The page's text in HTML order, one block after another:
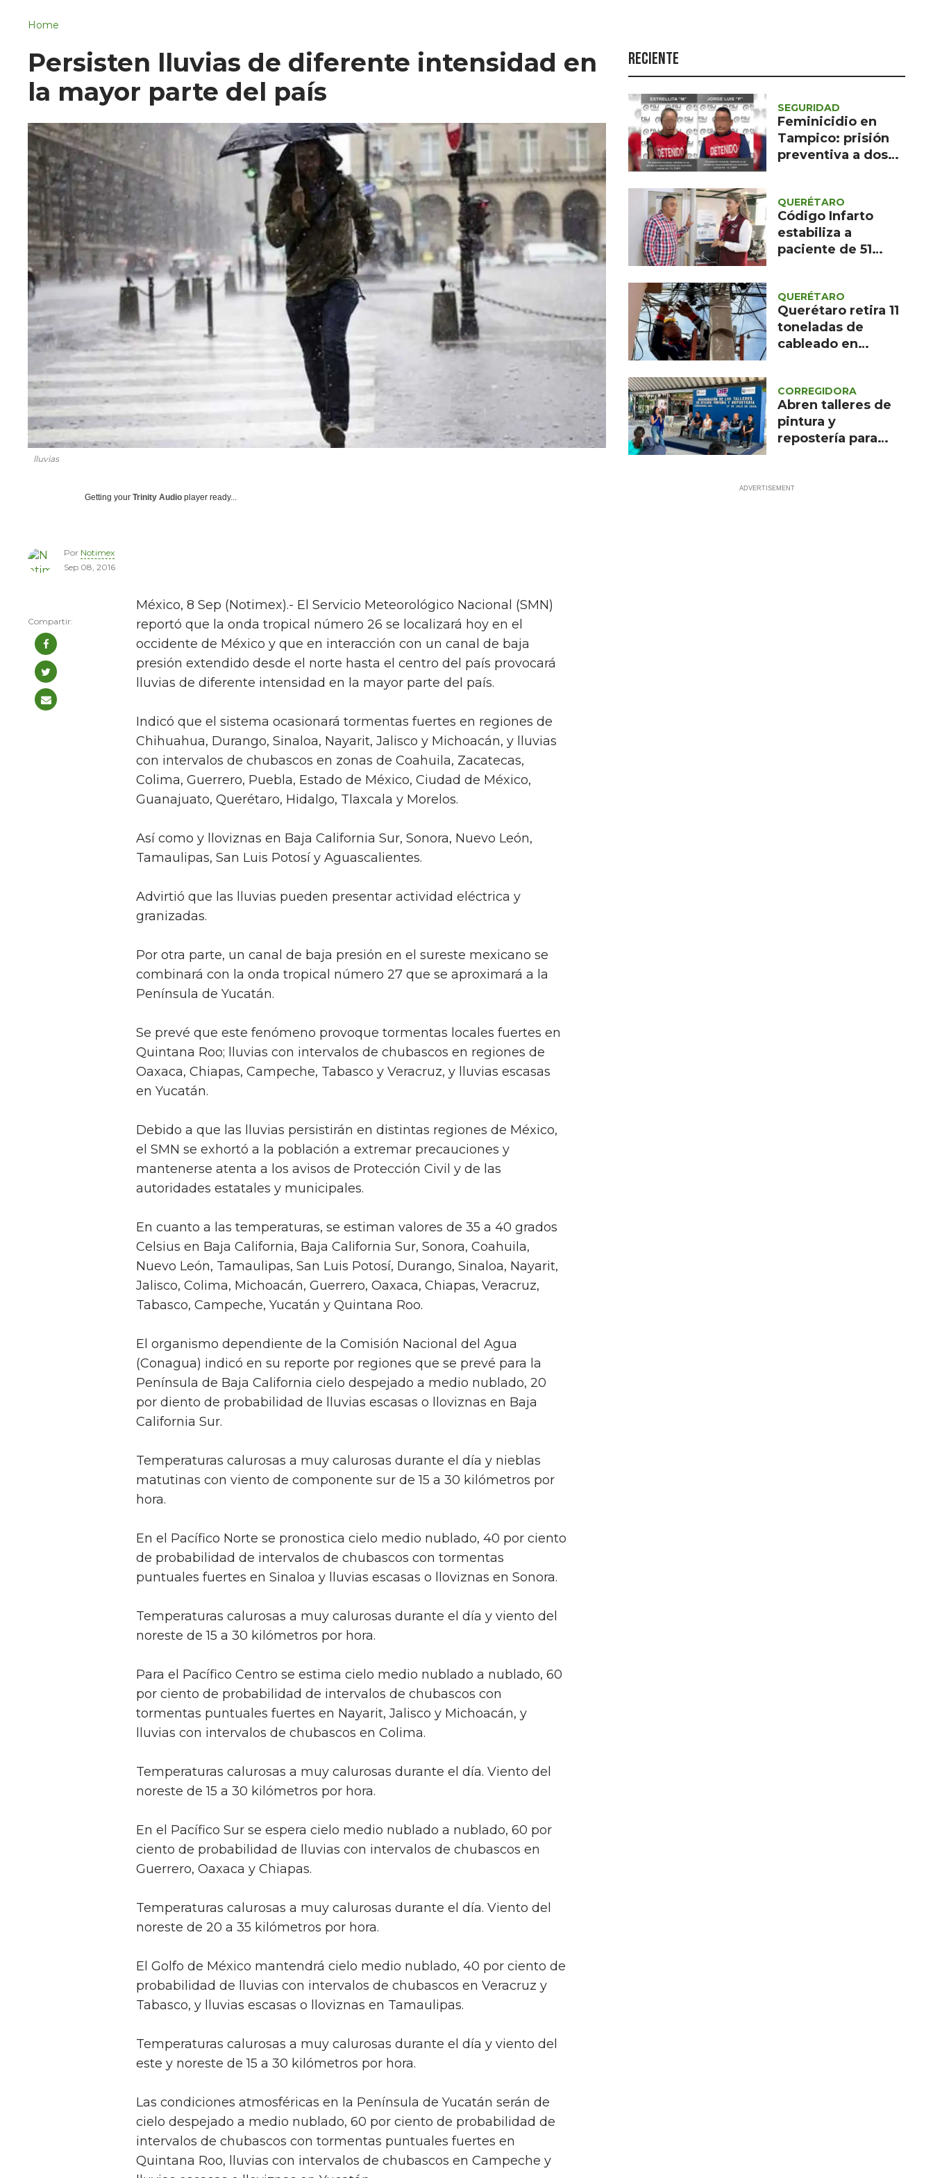
Política
Turismo
Asuntos Sociales
Estilo de vida
Home
Persisten lluvias de diferente intensidad en
la mayor parte del país
lluvias
Getting your Trinity Audio player ready...
Por Notimex
Sep 08, 2016
México, 8 Sep (Notimex).- El Servicio Meteorológico Nacional (SMN)
reportó que la onda tropical número 26 se localizará hoy en el
occidente de México y que en interacción con un canal de baja
presión extendido desde el norte hasta el centro del país provocará
lluvias de diferente intensidad en la mayor parte del país.
Indicó que el sistema ocasionará tormentas fuertes en regiones de
Chihuahua, Durango, Sinaloa, Nayarit, Jalisco y Michoacán, y lluvias
con intervalos de chubascos en zonas de Coahuila, Zacatecas,
Colima, Guerrero, Puebla, Estado de México, Ciudad de México,
Guanajuato, Querétaro, Hidalgo, Tlaxcala y Morelos.
Así como y lloviznas en Baja California Sur, Sonora, Nuevo León,
Tamaulipas, San Luis Potosí y Aguascalientes.
Advirtió que las lluvias pueden presentar actividad eléctrica y
granizadas.
Por otra parte, un canal de baja presión en el sureste mexicano se
combinará con la onda tropical número 27 que se aproximará a la
Península de Yucatán.
Se prevé que este fenómeno provoque tormentas locales fuertes en
Quintana Roo; lluvias con intervalos de chubascos en regiones de
Oaxaca, Chiapas, Campeche, Tabasco y Veracruz, y lluvias escasas
en Yucatán.
Debido a que las lluvias persistirán en distintas regiones de México,
el SMN se exhortó a la población a extremar precauciones y
mantenerse atenta a los avisos de Protección Civil y de las
autoridades estatales y municipales.
En cuanto a las temperaturas, se estiman valores de 35 a 40 grados
Celsius en Baja California, Baja California Sur, Sonora, Coahuila,
Nuevo León, Tamaulipas, San Luis Potosí, Durango, Sinaloa, Nayarit,
Jalisco, Colima, Michoacán, Guerrero, Oaxaca, Chiapas, Veracruz,
Tabasco, Campeche, Yucatán y Quintana Roo.
El organismo dependiente de la Comisión Nacional del Agua
(Conagua) indicó en su reporte por regiones que se prevé para la
Península de Baja California cielo despejado a medio nublado, 20
por diento de probabilidad de lluvias escasas o lloviznas en Baja
California Sur.
Temperaturas calurosas a muy calurosas durante el día y nieblas
matutinas con viento de componente sur de 15 a 30 kilómetros por
hora.
En el Pacífico Norte se pronostica cielo medio nublado, 40 por ciento
de probabilidad de intervalos de chubascos con tormentas
puntuales fuertes en Sinaloa y lluvias escasas o lloviznas en Sonora.
Temperaturas calurosas a muy calurosas durante el día y viento del
noreste de 15 a 30 kilómetros por hora.
Para el Pacífico Centro se estima cielo medio nublado a nublado, 60
por ciento de probabilidad de intervalos de chubascos con
tormentas puntuales fuertes en Nayarit, Jalisco y Michoacán, y
lluvias con intervalos de chubascos en Colima.
Temperaturas calurosas a muy calurosas durante el día. Viento del
noreste de 15 a 30 kilómetros por hora.
En el Pacífico Sur se espera cielo medio nublado a nublado, 60 por
ciento de probabilidad de lluvias con intervalos de chubascos en
Guerrero, Oaxaca y Chiapas.
Temperaturas calurosas a muy calurosas durante el día. Viento del
noreste de 20 a 35 kilómetros por hora.
El Golfo de México mantendrá cielo medio nublado, 40 por ciento de
probabilidad de lluvias con intervalos de chubascos en Veracruz y
Tabasco, y lluvias escasas o lloviznas en Tamaulipas.
Temperaturas calurosas a muy calurosas durante el día y viento del
este y noreste de 15 a 30 kilómetros por hora.
Las condiciones atmosféricas en la Península de Yucatán serán de
cielo despejado a medio nublado, 60 por ciento de probabilidad de
intervalos de chubascos con tormentas puntuales fuertes en
Quintana Roo, lluvias con intervalos de chubascos en Campeche y
Reciente
SEGURIDAD
Feminicidio en
Tampico: prisión
preventiva a dos
QUERÉTARO
Código Infarto
estabiliza a
paciente de 51
QUERÉTARO
Querétaro retira 11
toneladas de
cableado en
CORREGIDORA
Abren talleres de
pintura y
repostería para